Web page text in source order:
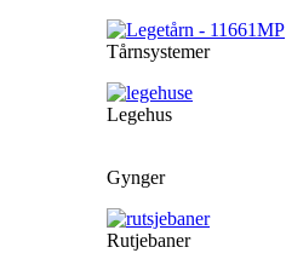
Tårnsystemer
Legehus
Gynger
Rutjebaner